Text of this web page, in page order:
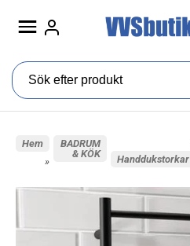
Hem
»
BADRUM
& KÖK
Handdukstorkar